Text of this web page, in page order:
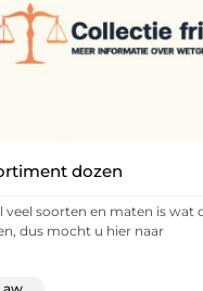
dozen
veel soorten en maten is wat
dus mocht u hier naar